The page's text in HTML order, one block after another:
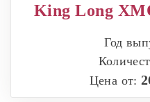
King Long
Год
Цена от: